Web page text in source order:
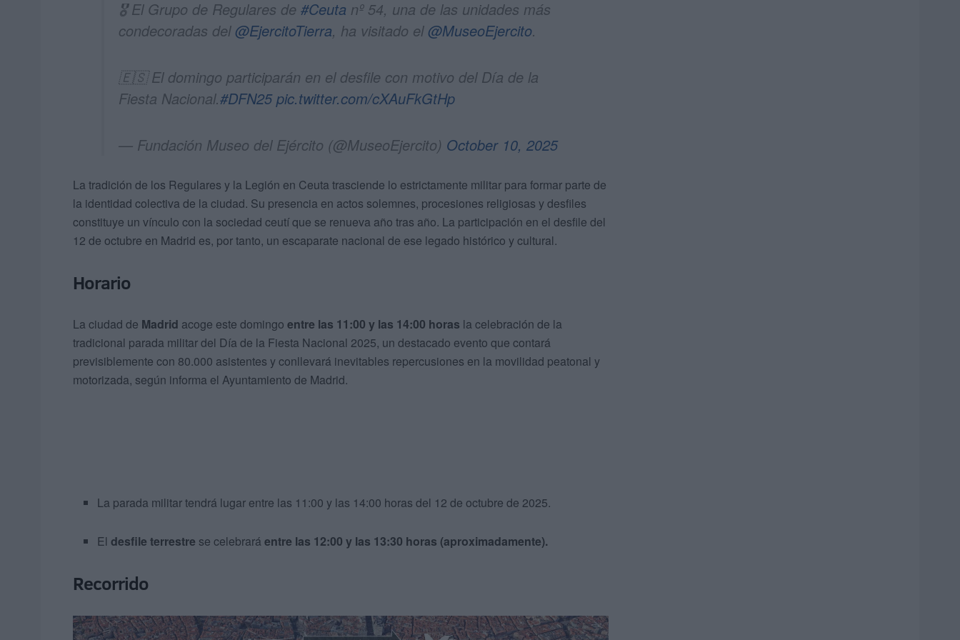
🎖️ El Grupo de Regulares de #Ceuta nº 54, una de las unidades más
condecoradas del @EjercitoTierra, ha visitado el @MuseoEjercito.
🇪🇸 El domingo participarán en el desfile con motivo del Día de la
Fiesta Nacional.#DFN25 pic.twitter.com/cXAuFkGtHp
— Fundación Museo del Ejército (@MuseoEjercito) October 10, 2025
La tradición de los Regulares y la Legión en Ceuta trasciende lo estrictamente militar para formar parte de
la identidad colectiva de la ciudad. Su presencia en actos solemnes, procesiones religiosas y desfiles
constituye un vínculo con la sociedad ceutí que se renueva año tras año. La participación en el desfile del
12 de octubre en Madrid es, por tanto, un escaparate nacional de ese legado histórico y cultural.
Horario
La ciudad de Madrid acoge este domingo entre las 11:00 y las 14:00 horas la celebración de la
tradicional parada militar del Día de la Fiesta Nacional 2025, un destacado evento que contará
previsiblemente con 80.000 asistentes y conllevará inevitables repercusiones en la movilidad peatonal y
motorizada, según informa el Ayuntamiento de Madrid.
La parada militar tendrá lugar entre las 11:00 y las 14:00 horas del 12 de octubre de 2025.
Eldesfile terrestre se celebraráentre las 12:00 y las 13:30 horas (aproximadamente).
Recorrido